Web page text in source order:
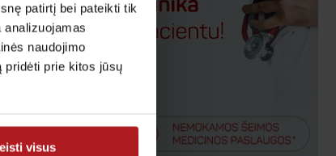
patirtį bei pateikti tik
naudojimo
pridėti prie kitos jūsų
visus